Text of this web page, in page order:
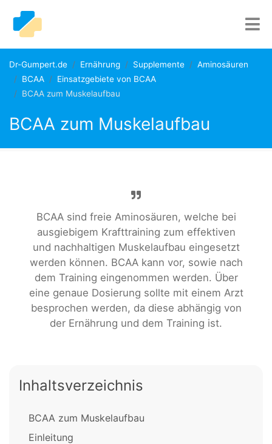
Dr-Gumpert.de Ernährung Supplemente
Aminosäuren
BCAA
Einsatzgebiete von BCAA
BCAA zum Muskelaufbau
BCAA zum Muskelaufbau
BCAA sind freie Aminosäuren, welche bei
ausgiebigem Krafttraining zum effektiven
und nachhaltigen Muskelaufbau eingesetzt
werden können. BCAA kann vor, sowie nach
dem Training eingenommen werden. Über
eine genaue Dosierung sollte mit einem Arzt
besprochen werden, da diese abhängig von
der Ernährung und dem Training ist.
Inhaltsverzeichnis
BCAA zum Muskelaufbau
Einleitung